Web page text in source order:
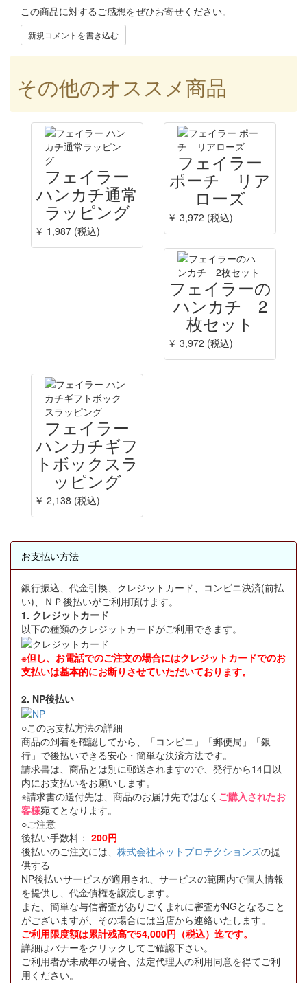
この商品に対するご感想をぜひお寄せください。
新規コメントを書き込む
その他のオススメ商品
フェイラー
ハンカチ通常
ラッピング
￥ 1,987 (税込)
フェイラー
ポーチ リア
ローズ
￥ 3,972 (税込)
フェイラーの
ハンカチ 2
枚セット
￥ 3,972 (税込)
フェイラー
ハンカチギフ
トボックスラ
ッピング
￥ 2,138 (税込)
お支払い方法
銀行振込、代金引換、クレジットカード、コンビニ決済(前払
い)、ＮＰ後払いがご利用頂けます。
1. クレジットカード
以下の種類のクレジットカードがご利用できます。
※但し、お電話でのご注文の場合にはクレジットカードでのお
支払いは基本的にお断りさせていただいております。
2. NP後払い
○このお支払方法の詳細
商品の到着を確認してから、「コンビニ」「郵便局」「銀
行」で後払いできる安心・簡単な決済方法です。
請求書は、商品とは別に郵送されますので、発行から14日以
内にお支払いをお願いします。
※請求書の送付先は、商品のお届け先ではなく ご購入されたお
客様宛てとなります。
○ご注意
後払い手数料： 200円
後払いのご注文には、 株式会社ネットプロテクションズの提
供する
NP後払いサービスが適用され、サービスの範囲内で個人情報
を提供し、代金債権を譲渡します。
また、簡単な与信審査がありごくまれに審査がNGとなること
がございますが、その場合には当店から連絡いたします。
ご利用限度額は累計残高で54,000円（税込）迄です。
詳細はバナーをクリックしてご確認下さい。
ご利用者が未成年の場合、法定代理人の利用同意を得てご利
用ください。